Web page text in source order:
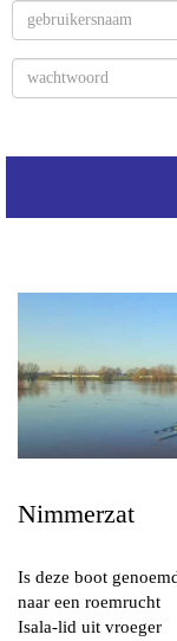
Nimmerzat
Is deze boot
naar een roemrucht
Isala-lid uit vroeger